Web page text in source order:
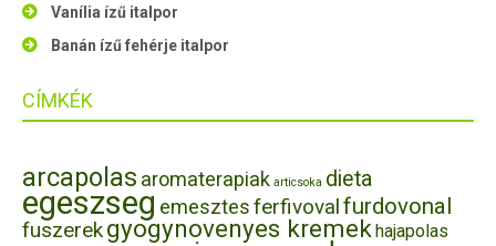
Vanília ízű italpor
Banán ízű fehérje italpor
CÍMKÉK
arcapolas aromaterapiak articsoka dieta
egeszseg emesztesferfivovalfurdovonal
fuszerekgyogynovenyes kremek hajapolas